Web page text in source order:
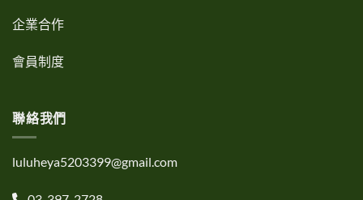
企業合作
會員制度
聯絡我們
luluheya5203399@gmail.com